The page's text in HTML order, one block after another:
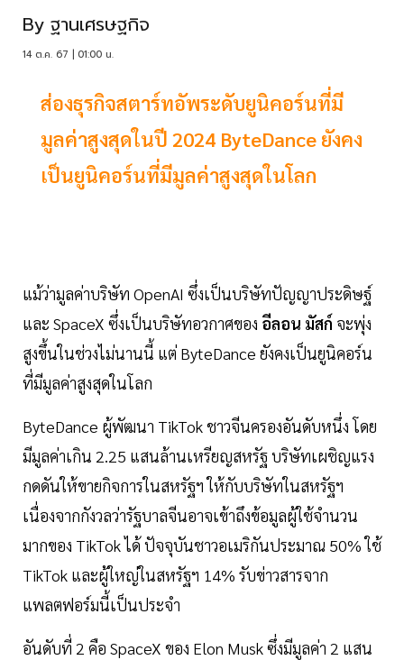
By ฐานเศรษฐกิจ
14 ต.ค. 67 | 01:00 น.
ส่องธุรกิจสตาร์ทอัพระดับยูนิคอร์นที่มี
มูลค่าสูงสุดในปี 2024 ByteDance ยังคง
เป็นยูนิคอร์นที่มีมูลค่าสูงสุดในโลก
แม้ว่ามูลค่าบริษัท OpenAI ซึ่งเป็นบริษัทปัญญาประดิษฐ์
และ SpaceX ซึ่งเป็นบริษัทอวกาศของ อีลอน มัสก์ จะพุ่ง
สูงขึ้นในช่วงไม่นานนี้ แต่ ByteDance ยังคงเป็นยูนิคอร์น
ที่มีมูลค่าสูงสุดในโลก
ByteDance ผู้พัฒนา TikTok ชาวจีนครองอันดับหนึ่ง โดย
มีมูลค่าเกิน 2.25 แสนล้านเหรียญสหรัฐ บริษัทเผชิญแรง
กดดันให้ขายกิจการในสหรัฐฯ ให้กับบริษัทในสหรัฐฯ
เนื่องจากกังวลว่ารัฐบาลจีนอาจเข้าถึงข้อมูลผู้ใช้จำนวน
มากของ TikTok ได้ ปัจจุบันชาวอเมริกันประมาณ 50% ใช้
TikTok และผู้ใหญ่ในสหรัฐฯ 14% รับข่าวสารจาก
แพลตฟอร์มนี้เป็นประจำ
อันดับที่ 2 คือ SpaceX ของ Elon Musk ซึ่งมีมูลค่า 2 แสน